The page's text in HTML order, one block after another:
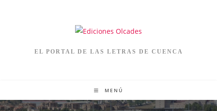
EL PORTAL DE LAS LETRAS DE CUENCA
MENÚ